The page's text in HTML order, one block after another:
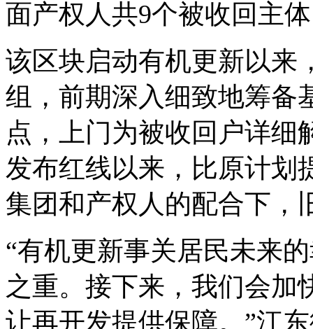
面产权人共9个被收回主
该区块启动有机更新以来
组，前期深入细致地筹备
点，上门为被收回户详细
发布红线以来，比原计划
集团和产权人的配合下，
“有机更新事关居民未来
之重。接下来，我们会加
让再开发提供保障。”江